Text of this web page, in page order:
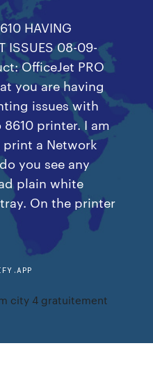
HAVING
ISSUES ‎08-09-
OfficeJet PRO
you are having
issues with
printer. I am
a Network
you see any
plain white
On the printer
city 4 gratuitement